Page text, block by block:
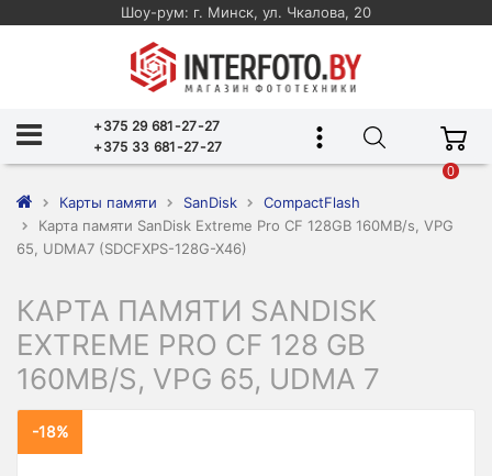
Шоу-рум: г. Минск, ул. Чкалова, 20
+375 29 681-27-27
+375 33 681-27-27
0
Карты памяти SanDisk
CompactFlash
Карта памяти SanDisk Extreme Pro CF 128GB 160MB/s, VPG
65, UDMA7 (SDCFXPS-128G-X46)
КАРТА ПАМЯТИ SANDISK
EXTREME PRO CF 128 GB
160MB/S, VPG 65, UDMA 7
-18%